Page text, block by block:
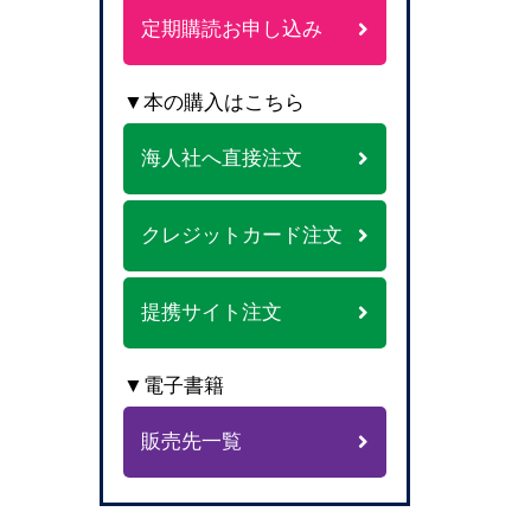
定期購読お申し込み
▼本の購入はこちら
海人社へ直接注文
クレジットカード注文
提携サイト注文
▼電子書籍
販売先一覧